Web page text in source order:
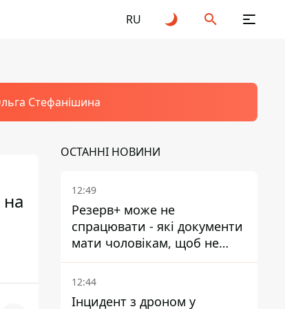
RU
Стефанішина
ОСТАННІ НОВИНИ
12:49
Резерв+ може не
спрацювати - які документи
мати чоловікам, щоб не
потрапити до ТЦК
12:44
Інцидент з дроном у